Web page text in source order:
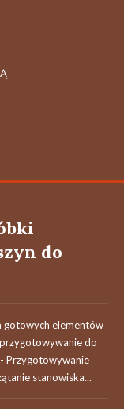
do
gotowych elementów
do
Przygotowywanie
stanowiska...